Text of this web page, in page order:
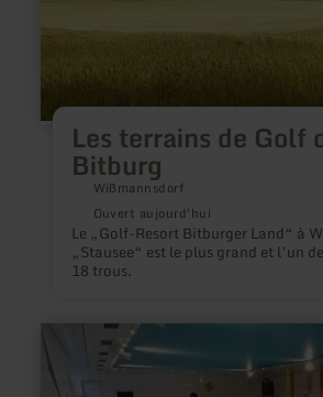
Les terrains de Golf
Bitburg
Wißmannsdorf
Ouvert aujourd'hui
Le „Golf-Resort Bitburger Land“ à
„Stausee“ est le plus grand et l’un
18 trous.
sur